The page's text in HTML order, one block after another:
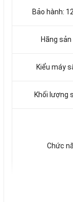
Bảo hành:
Hãng
Kiểu máy
Khối lượng
Chức